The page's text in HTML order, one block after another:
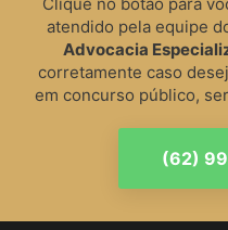
atendido pela equipe
Advocacia
corretamente caso
em concurso público,
(62)